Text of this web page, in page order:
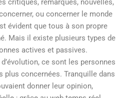
critiques, remarques, nouvelles,
ou concerner le monde
évident que tous à son propre
Mais il existe plusieurs types de
actives et passives.
d’évolution, ce sont les personnes
plus concernées. Tranquille dans
donner leur opinion,